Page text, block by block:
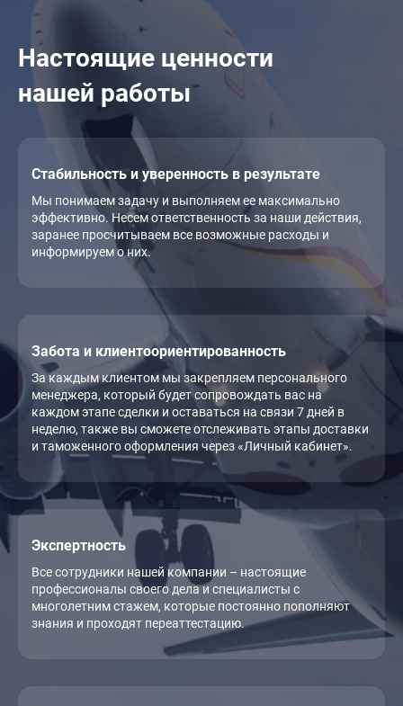
Настоящие ценности
нашей работы
Стабильность и уверенность в результате
Мы понимаем задачу и выполняем ее максимально
эффективно. Несем ответственность за наши действия,
заранее просчитываем все возможные расходы и
информируем о них.
Забота и клиентоориентированность
За каждым клиентом мы закрепляем персонального
менеджера, который будет сопровождать вас на
каждом этапе сделки и оставаться на связи 7 дней в
неделю, также вы сможете отслеживать этапы доставки
и таможенного оформления через «Личный кабинет».
Экспертность
Все сотрудники нашей компании – настоящие
профессионалы своего дела и специалисты с
многолетним стажем, которые постоянно пополняют
знания и проходят переаттестацию.